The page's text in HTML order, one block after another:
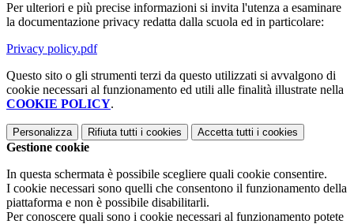
Per ulteriori e più precise informazioni si invita l'utenza a esaminare
la documentazione privacy redatta dalla scuola ed in particolare:
Privacy policy.pdf
Questo sito o gli strumenti terzi da questo utilizzati si avvalgono di
cookie necessari al funzionamento ed utili alle finalità illustrate nella
COOKIE POLICY.
Personalizza Rifiuta tutti i cookies Accetta tutti i cookies
Gestione cookie
In questa schermata è possibile scegliere quali cookie consentire.
I cookie necessari sono quelli che consentono il funzionamento della
piattaforma e non è possibile disabilitarli.
Per conoscere quali sono i cookie necessari al funzionamento potete